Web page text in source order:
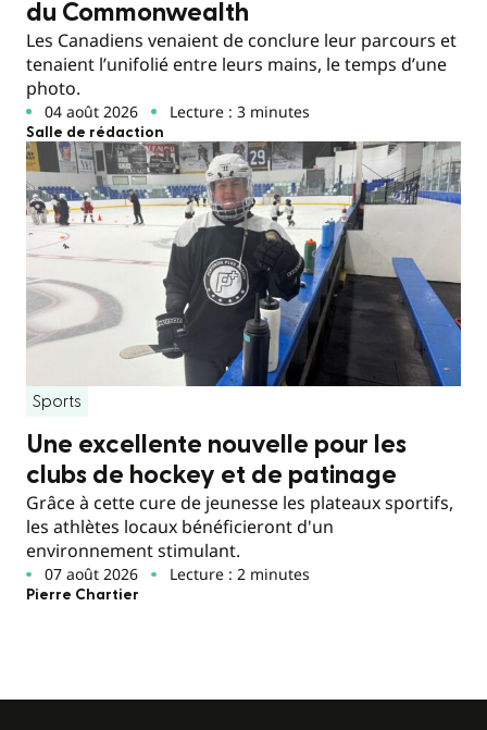
du Commonwealth
Les Canadiens venaient de conclure leur parcours et
tenaient l’unifolié entre leurs mains, le temps d’une
photo.
04 août 2026 Lecture : 3 minutes
Salle de rédaction
Sports
Une excellente nouvelle pour les
clubs de hockey et de patinage
Grâce à cette cure de jeunesse les plateaux sportifs,
les athlètes locaux bénéficieront d'un
environnement stimulant.
07 août 2026 Lecture : 2 minutes
Pierre Chartier